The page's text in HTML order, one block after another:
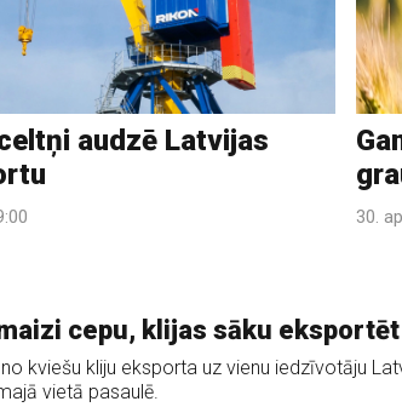
audzē Latvijas
30.
cepu, klijas sāku eksportēt
kviešu kliju eksporta uz vienu iedzīvotāju
vietā pasaulē.